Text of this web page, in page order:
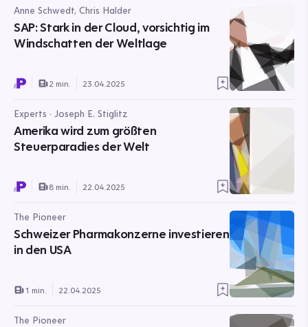
Anne Schwedt, Chris Halder
SAP: Stark in der Cloud, vorsichtig im
Windschatten der Weltlage
2 min. 23.04.2025
Experts · Joseph E. Stiglitz
Amerika wird zum größten
Steuerparadies der Welt
8 min. 22.04.2025
The Pioneer
Schweizer Pharmakonzerne investieren
in den USA
1 min. 22.04.2025
The Pioneer